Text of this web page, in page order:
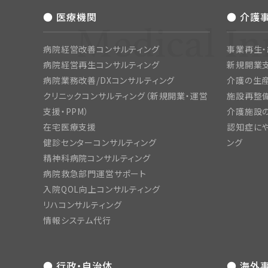
● 医療機関
病院経営改善コンサルティング
病院経営再生コンサルティング
病院業務改善/DXコンサルティング
クリニックコンサルティング（新規開業・運営
支援・PPM）
在宅医療支援
健診センターコンサルティング
精神科病院コンサルティング
病院救急部門運営サポート
入院QOL向上コンサルティング
リハコンサルティング
情報システム代行
● 介護
事業再生
新規開業
介護の生
施設再整
介護施設
認知症に
ング